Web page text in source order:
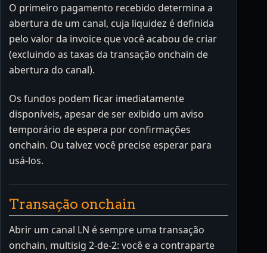
O primeiro pagamento recebido determina a
abertura de um canal, cuja liquidez é definida
pelo valor da invoice que você acabou de criar
(excluindo as taxas da transação onchain de
abertura do canal).
Os fundos podem ficar imediatamente
disponíveis, apesar de ser exibido um aviso
temporário de espera por confirmações
onchain. Ou talvez você precise esperar para
usá-los.
Transação onchain
Abrir um canal LN é sempre uma transação
onchain, multisig 2-de-2: você e a contraparte